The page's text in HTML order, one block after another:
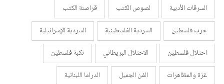
السرقات الأدبية
لصوص الكتب
قراصنة الكتب
حرب فلسطين
السردية الفلسطينية
السردية الإسرائيلية
احتلال فلسطين
الاحتلال البريطاني
نكبة فلسطين
غزة والمظاهرات
الفن الجميل
الدراما اللبنانية